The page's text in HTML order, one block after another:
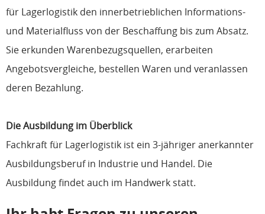
für Lagerlogistik den innerbetrieblichen Informations-
und Materialfluss von der Beschaffung bis zum Absatz.
Sie erkunden Warenbezugsquellen, erarbeiten
Angebotsvergleiche, bestellen Waren und veranlassen
deren Bezahlung.
Die Ausbildung im Überblick
Fachkraft für Lagerlogistik ist ein 3-jähriger anerkannter
Ausbildungsberuf in Industrie und Handel. Die
Ausbildung findet auch im Handwerk statt.